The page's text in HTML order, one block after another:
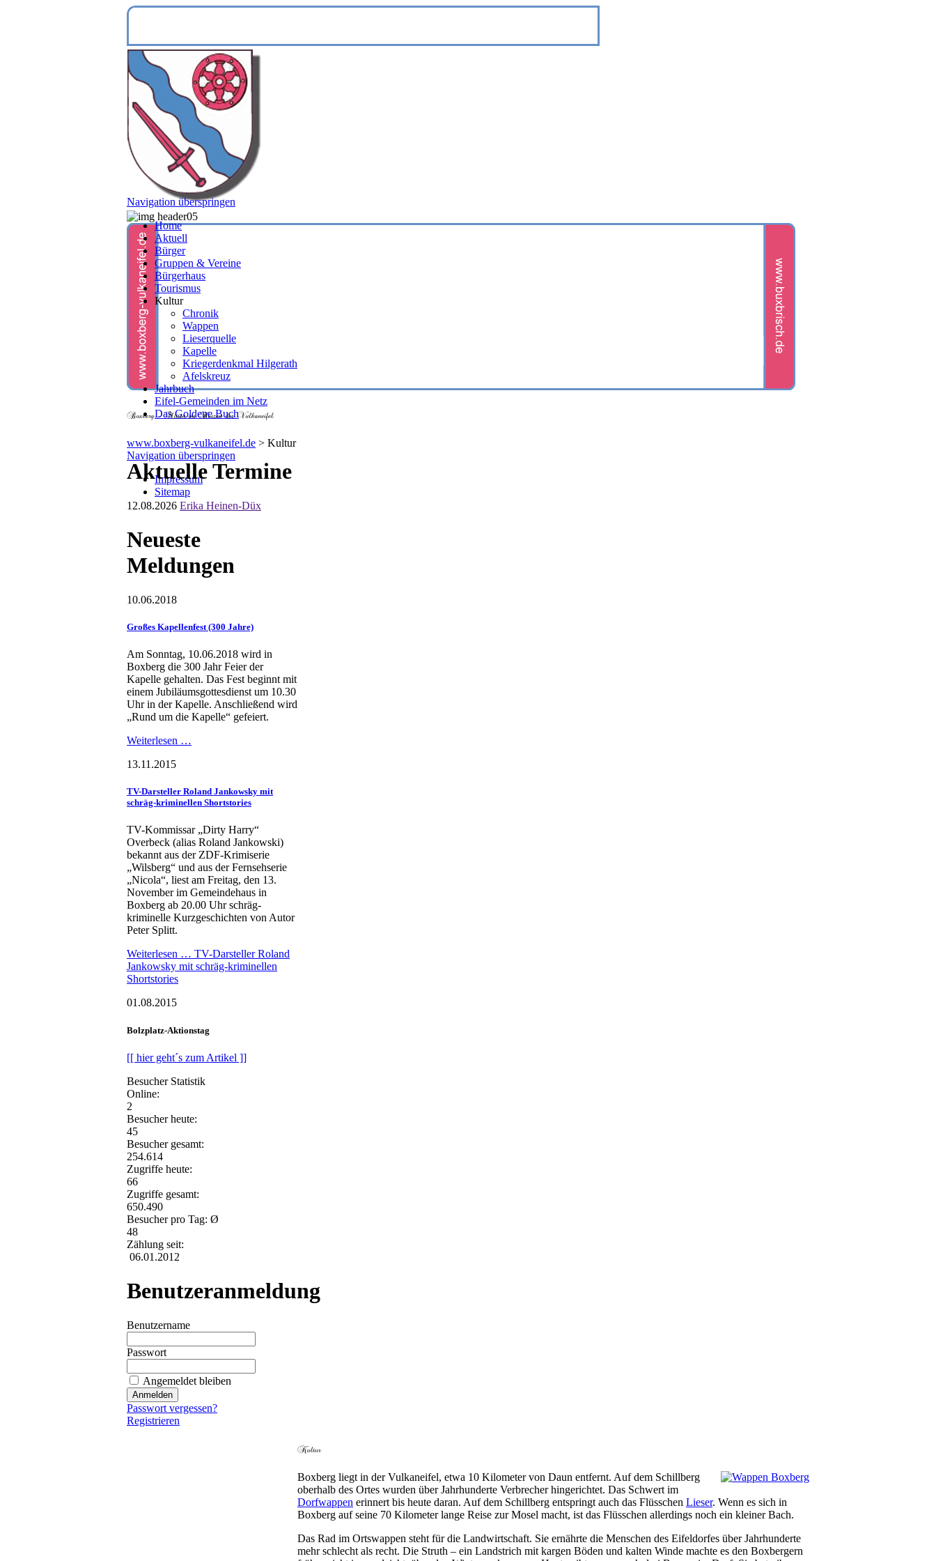
www.boxberg-vulkaneifel.de > Kultur
Navigation überspringen
Impressum
Sitemap
Navigation überspringen
Home
Aktuell
Bürger
Gruppen & Vereine
Bürgerhaus
Tourismus
Kultur
Chronik
Wappen
Lieserquelle
Kapelle
Kriegerdenkmal Hilgerath
Afelskreuz
Jahrbuch
Eifel-Gemeinden im Netz
Das Goldene Buch
Aktuelle Termine
12.08.2026 Erika Heinen-Düx
Neueste
Meldungen
10.06.2018
Großes Kapellenfest (300 Jahre)
Am Sonntag, 10.06.2018 wird in
Boxberg die 300 Jahr Feier der
Kapelle gehalten. Das Fest beginnt mit
einem Jubiläumsgottesdienst um 10.30
Uhr in der Kapelle. Anschließend wird
„Rund um die Kapelle“ gefeiert.
Weiterlesen …
13.11.2015
TV-Darsteller Roland Jankowsky mit
schräg-kriminellen Shortstories
TV-Kommissar „Dirty Harry“
Overbeck (alias Roland Jankowski)
bekannt aus der ZDF-Krimiserie
„Wilsberg“ und aus der Fernsehserie
„Nicola“, liest am Freitag, den 13.
November im Gemeindehaus in
Boxberg ab 20.00 Uhr schräg-
kriminelle Kurzgeschichten von Autor
Peter Splitt.
Weiterlesen … TV-Darsteller Roland
Jankowsky mit schräg-kriminellen
Shortstories
01.08.2015
Bolzplatz-Aktionstag
[[ hier geht´s zum Artikel ]]
Besucher Statistik
Online:
2
Besucher heute:
45
Besucher gesamt:
254.614
Zugriffe heute:
66
Zugriffe gesamt:
650.490
Besucher pro Tag: Ø
48
Zählung seit:
06.01.2012
Benutzeranmeldung
Benutzername
Passwort
Angemeldet bleiben
Passwort vergessen?
Registrieren
Boxberg liegt in der Vulkaneifel, etwa 10 Kilometer von Daun entfernt. Auf dem Schillberg
oberhalb des Ortes wurden über Jahrhunderte Verbrecher hingerichtet. Das Schwert im
Dorfwappen erinnert bis heute daran. Auf dem Schillberg entspringt auch das Flüsschen Lieser. Wenn es sich in
Boxberg auf seine 70 Kilometer lange Reise zur Mosel macht, ist das Flüsschen allerdings noch ein kleiner Bach.
Das Rad im Ortswappen steht für die Landwirtschaft. Sie ernährte die Menschen des Eifeldorfes über Jahrhunderte
mehr schlecht als recht. Die Struth – ein Landstrich mit kargen Böden und kalten Winde machte es den Boxbergern